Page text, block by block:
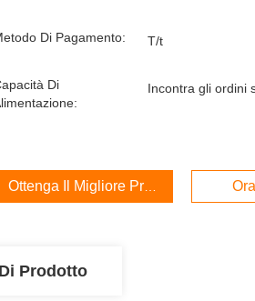
Di Pagamento: T/t
Di
Incontra gli ordini
Ottenga Il Migliore Prezzo
Prodotto